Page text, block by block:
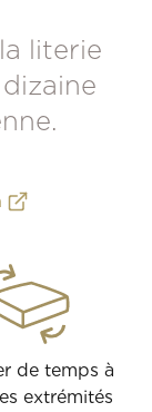
literie
de temps à
extrémités